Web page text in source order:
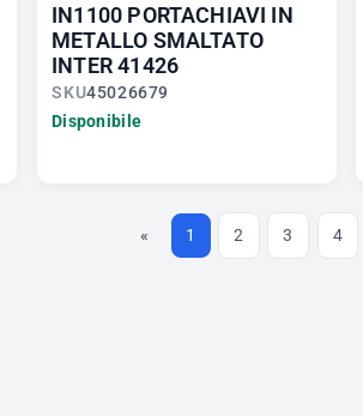
IN1100 PORTACHIAVI IN
METALLO SMALTATO
INTER 41426
SKU45026679
Disponibile
« 1 2 3 4